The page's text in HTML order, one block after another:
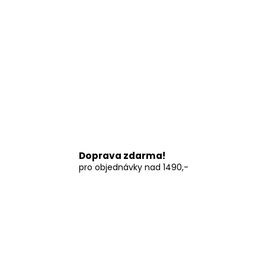
Doprava zdarma!
pro objednávky nad 1490,-